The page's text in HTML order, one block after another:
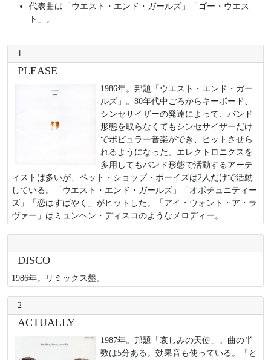
代表曲は「ウエスト・エンド・ガールズ」「ゴー・ウエス
ト」。
1
PLEASE
1986年。邦題「ウエスト・エンド・ガー
ルズ」。80年代中ごろからキーボード、
シンセサイザーの発達によって、バンド
形態を取らなくてもシンセサイザーだけ
でポピュラー音楽ができ、ヒットさせら
れるようになった。エレクトロニクスを
多用してもバンド形態で活動するアーテ
ィストは多いが、ペット・ショップ・ボーイズは2人だけで活動
している。「ウエスト・エンド・ガールズ」「オポチュニティー
ズ」「恋はすばやく」がヒットした。「アイ・ウォント・ア・ラ
ヴァー」はミュンヘン・ディスコのようなメロディー。
DISCO
1986年。リミックス盤。
2
ACTUALLY
1987年。邦題「哀しみの天使」。曲の半
数は5分ある。効果音も使っている。「と